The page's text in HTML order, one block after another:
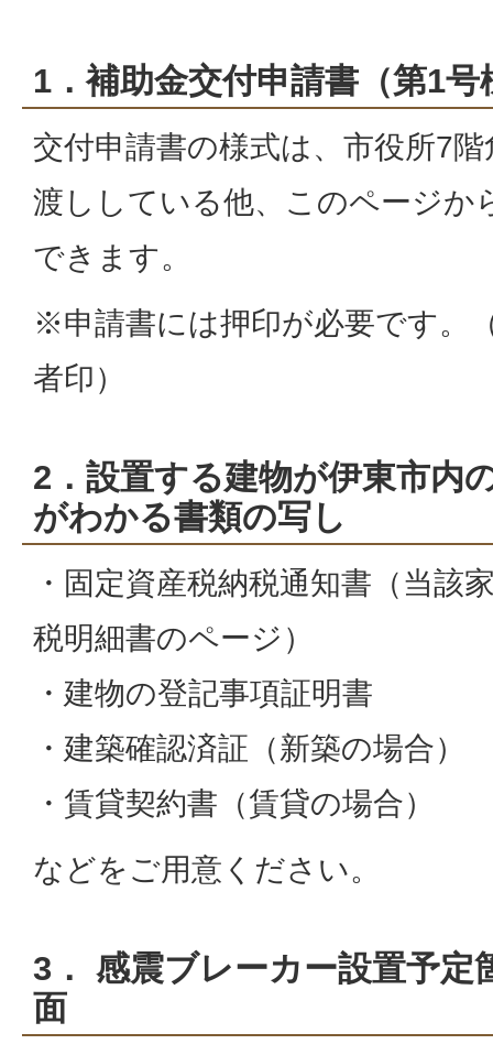
1．補助金交付申請書（第1号
交付申請書の様式は、市役所7
渡ししている他、このページか
できます。
※申請書には押印が必要です。
者印）
2．設置する建物が伊東市内
がわかる書類の写し
・固定資産税納税通知書（当該
税明細書のページ）
・建物の登記事項証明書
・建築確認済証（新築の場合）
・賃貸契約書（賃貸の場合）
などをご用意ください。
3． 感震ブレーカー設置予定
面